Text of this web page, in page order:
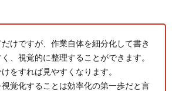
だけですが、作業自体を細分化して書き
、視覚的に整理することができます。
をすれば見やすくなります。
覚化することは効率化の第一歩だと言